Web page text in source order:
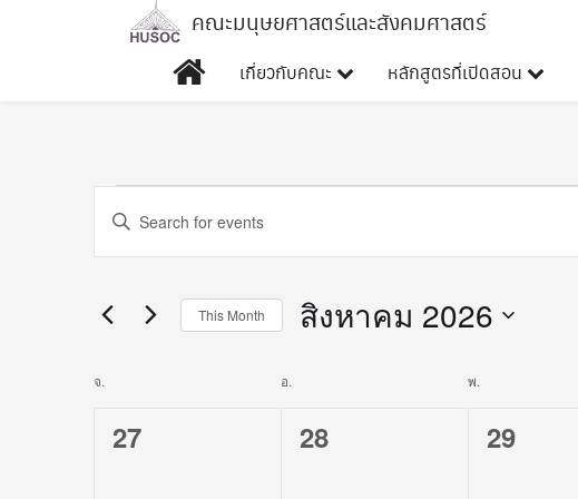
คณะมนุษยศาสตร์และสังคมศาสตร์
เกี่ยวกับคณะ หลักสูตรที่เปิดสอน
Events
Events
Search
and
Views
Navigation
Enter
for
Events
Keyword.
This Month สิงหาคม 2026
Calendar
of
จ. อ. พ.
0
27
0
28
0
29